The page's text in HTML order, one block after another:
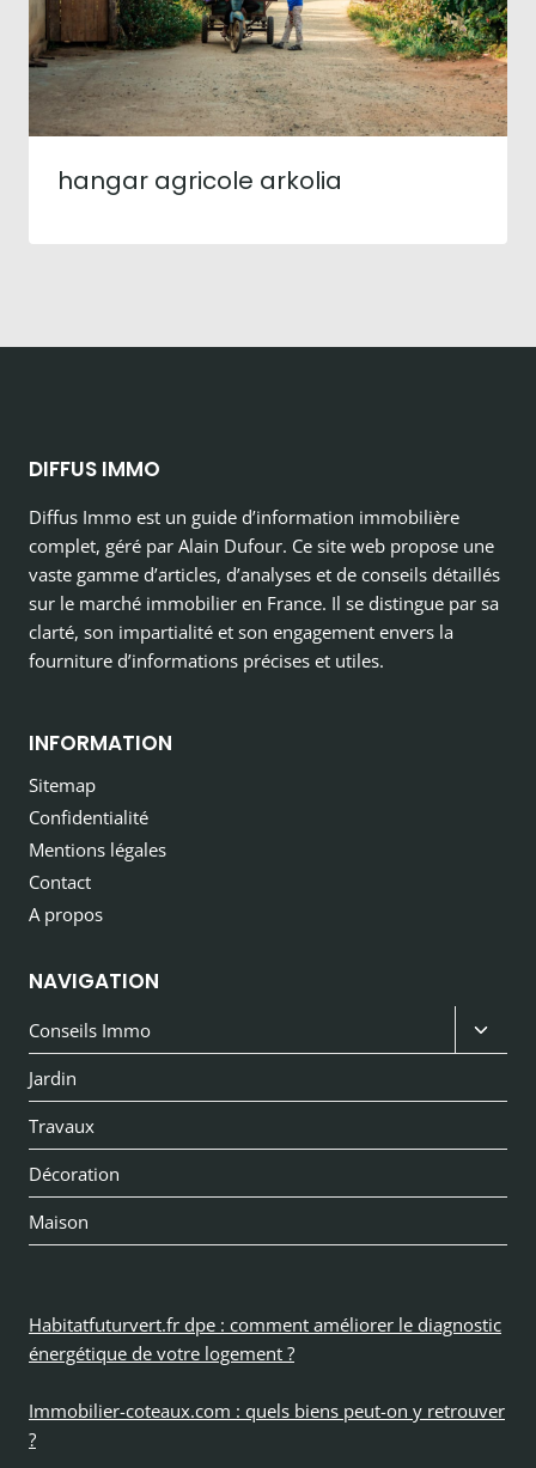
hangar agricole arkolia
DIFFUS IMMO
Diffus Immo est un guide d’information immobilière
complet, géré par Alain Dufour. Ce site web propose une
vaste gamme d’articles, d’analyses et de conseils détaillés
sur le marché immobilier en France. Il se distingue par sa
clarté, son impartialité et son engagement envers la
fourniture d’informations précises et utiles.
INFORMATION
Sitemap
Confidentialité
Mentions légales
Contact
A propos
NAVIGATION
Conseils Immo
menu
Jardin
Travaux
Décoration
Maison
Habitatfuturvert.fr dpe : comment améliorer le diagnostic
énergétique de votre logement ?
Immobilier-coteaux.com : quels biens peut-on y retrouver
?